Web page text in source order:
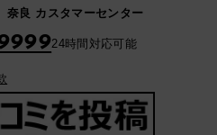
良 カスタマーセンター
24時間対応可能